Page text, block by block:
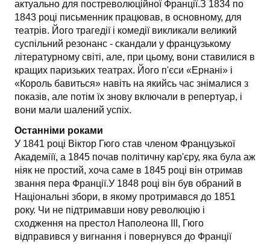
актуально для постреволюційної Франції.З 1834 по
1843 році письменник працював, в основному, для
театрів. Його трагедії і комедії викликали великий
суспільний резонанс - скандали у французькому
літературному світі, але, при цьому, вони ставилися в
кращих паризьких театрах. Його п'єси «Ернані» і
«Король бавиться» навіть на якийсь час знімалися з
показів, але потім їх знову включали в репертуар, і
вони мали шалений успіх.
Останніми роками
У 1841 році Віктор Гюго став членом Французької
Академіїї, а 1845 почав політичну кар'єру, яка була аж
ніяк не простий, хоча саме в 1845 році він отримав
звання пера Франції.У 1848 році він був обраний в
Національні збори, в якому протримався до 1851
року. Чи не підтримавши нову революцію і
сходження на престол Наполеона III, Гюго
відправився у вигнання і повернувся до Франції